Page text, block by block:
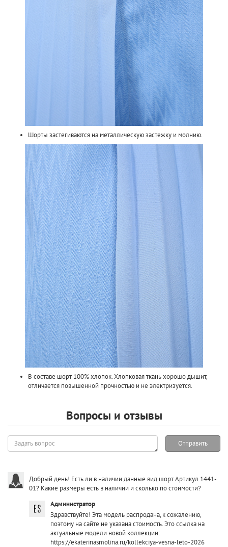
Шорты застегиваются на металлическую застежку и молнию.
В составе шорт 100% хлопок. Хлопковая ткань хорошо дышит,
отличается повышенной прочностью и не электризуется.
Вопросы и отзывы
Задать
вопрос
Отправить
Добрый день! Есть ли в наличии данные вид шорт Артикул 1441-
01? Какие размеры есть в наличии и сколько по стоимости?
Администратор
Здравствуйте! Эта модель распродана, к сожалению,
поэтому на сайте не указана стоимость. Это ссылка на
актуальные модели новой коллекции:
https://ekaterinasmolina.ru/kollekciya-vesna-leto-2026